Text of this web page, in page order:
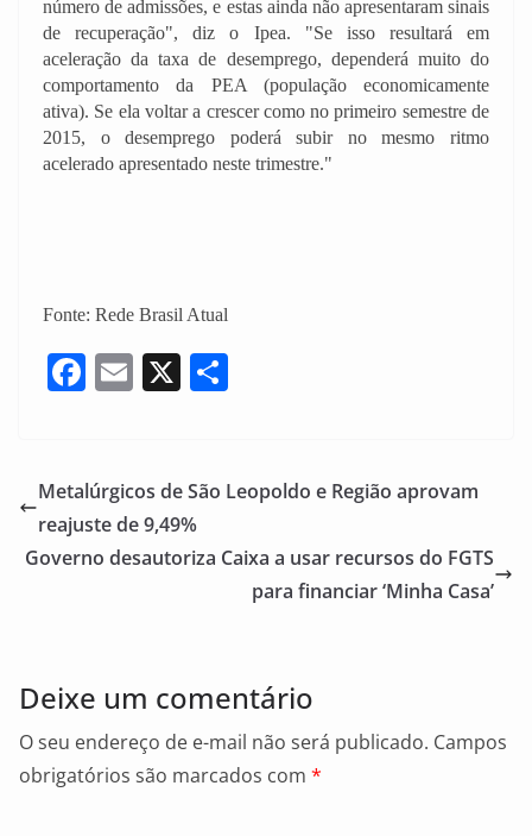
número de admissões, e estas ainda não apresentaram sinais
de recuperação", diz o Ipea. "Se isso resultará em
aceleração da taxa de desemprego, dependerá muito do
comportamento da PEA (população economicamente
ativa). Se ela voltar a crescer como no primeiro semestre de
2015, o desemprego poderá subir no mesmo ritmo
acelerado apresentado neste trimestre."
Fonte: Rede Brasil Atual
F
e
b
o
E
l
X
e
Metalúrgicos de São Leopoldo e Região aprovam
reajuste de 9,49%
Governo desautoriza Caixa a usar recursos do FGTS
para financiar ‘Minha Casa’
Deixe um comentário
O seu endereço de e-mail não será publicado. Campos
obrigatórios são marcados com *